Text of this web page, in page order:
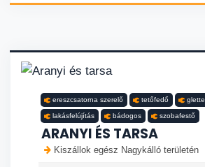
ereszcsatorna szerelő tetőfedő
lakásfelújítás bádogos szobafestő
ARANYI ÉS TARSA
Kiszállok egész Nagykálló területén